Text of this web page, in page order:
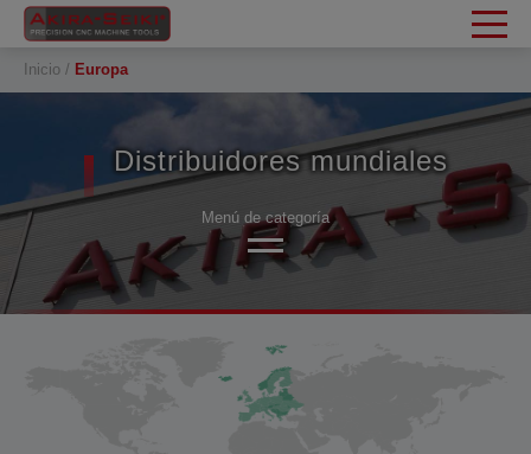
Inicio Europa
Distribuidores mundiales
Menú de categoría
Asia
Oceanía
Panel de gestión de cookies